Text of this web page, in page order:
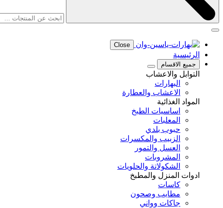
Close
الرئيسية
جميع الاقسام
التوابل والاعشاب
البهارات
الاعشاب والعطارة
المواد الغذائية
اساسيات الطبخ
المعلبات
حبوب بلدي
الزبيب والمكسرات
العسل والتمور
المشروبات
الشكولاتة والحلويات
ادوات المنزل والمطبخ
كاسات
مطايب وصحون
جاكات وواني